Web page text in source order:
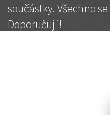
součástky. Všechno
Doporučuji!